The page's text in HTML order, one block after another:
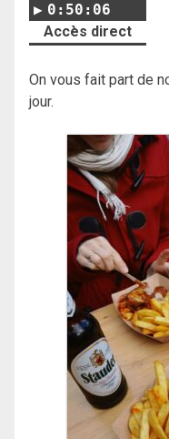
0:50:06
Accès direct
On vous fait part de
jour.